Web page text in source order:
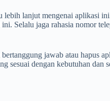
lanjut mengenai aplikasi
Selalu jaga rahasia nomor
jawab atau hapus
sesuai dengan kebutuhan dan